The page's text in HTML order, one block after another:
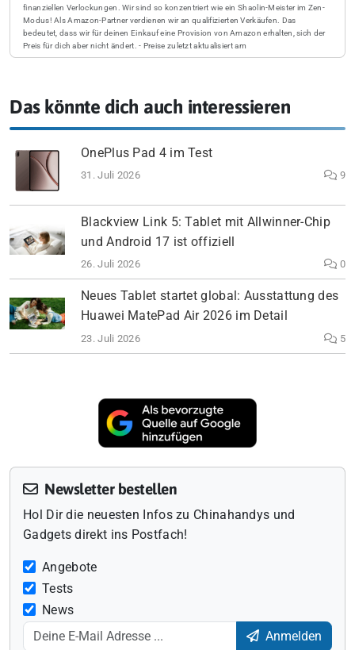
finanziellen Verlockungen. Wir sind so konzentriert wie ein Shaolin-Meister im Zen-
Modus! Als Amazon-Partner verdienen wir an qualifizierten Verkäufen. Das
bedeutet, dass wir für deinen Einkauf eine Provision von Amazon erhalten, sich der
Preis für dich aber nicht ändert. - Preise zuletzt aktualisiert am
Das könnte dich auch interessieren
OnePlus Pad 4 im Test
31. Juli 2026 9
Blackview Link 5: Tablet mit Allwinner-Chip
und Android 17 ist offiziell
26. Juli 2026 0
Neues Tablet startet global: Ausstattung des
Huawei MatePad Air 2026 im Detail
23. Juli 2026 5
Newsletter bestellen
Hol Dir die neuesten Infos zu Chinahandys und
Gadgets direkt ins Postfach!
Angebote
Tests
News
Anmelden